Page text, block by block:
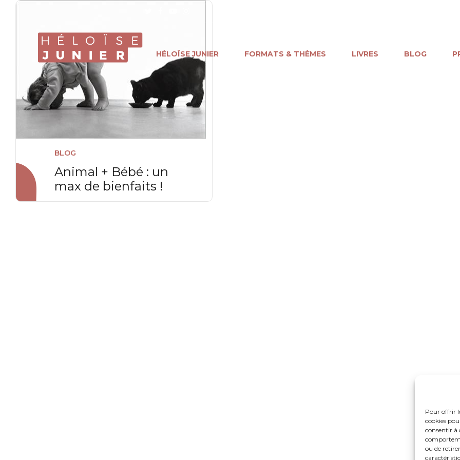
Pour offrir
cookies
consentir à
ou de
HÉLOÏSE JUNIER FORMATS & THÈMES LIVRES BLOG
BLOG
Animal + Bébé : un
max de bienfaits !